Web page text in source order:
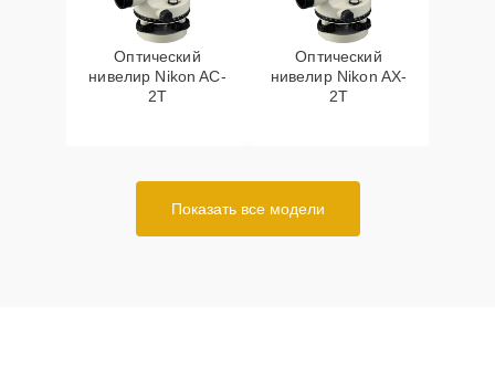
Оптический
нивелир Nikon AC-
2T
Оптический
нивелир Nikon AX-
2T
Показать все модели